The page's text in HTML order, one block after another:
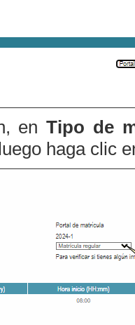
enTipo de
haga clic